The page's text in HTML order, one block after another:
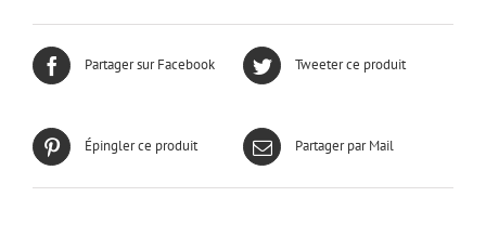
Partager sur Facebook Tweeter ce produit
Épingler ce produit Partager par Mail